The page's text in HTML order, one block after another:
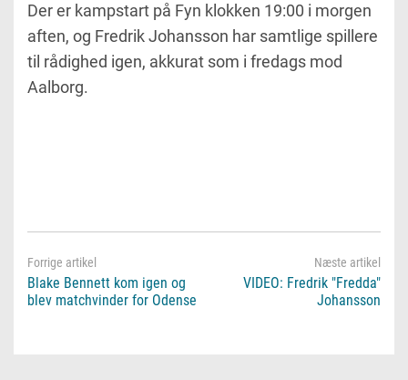
Der er kampstart på Fyn klokken 19:00 i morgen
aften, og Fredrik Johansson har samtlige spillere
til rådighed igen, akkurat som i fredags mod
Aalborg.
Blake Bennett kom igen og
blev matchvinder for Odense
VIDEO: Fredrik "Fredda"
Johansson